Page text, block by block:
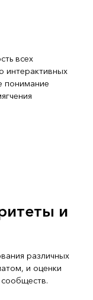
всех
интерактивных
понимание
и
различных
и оценки